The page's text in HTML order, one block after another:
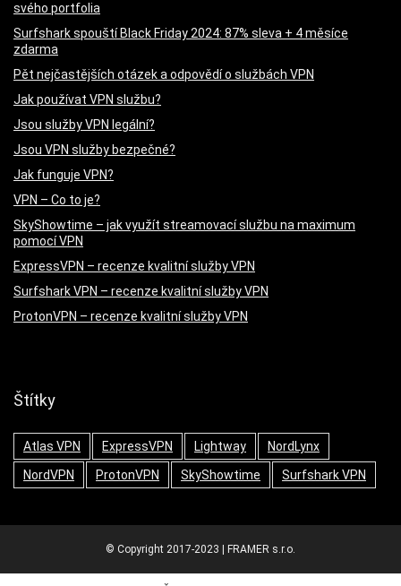
svého portfolia
Surfshark spouští Black Friday 2024: 87% sleva + 4 měsíce
zdarma
Pět nejčastějších otázek a odpovědí o službách VPN
Jak používat VPN službu?
Jsou služby VPN legální?
Jsou VPN služby bezpečné?
Jak funguje VPN?
VPN – Co to je?
SkyShowtime – jak využít streamovací službu na maximum
pomocí VPN
ExpressVPN – recenze kvalitní služby VPN
Surfshark VPN – recenze kvalitní služby VPN
ProtonVPN – recenze kvalitní služby VPN
Štítky
Atlas VPN ExpressVPN Lightway
NordLynx
NordVPN
ProtonVPN SkyShowtime Surfshark VPN
© Copyright 2017-2023 | FRAMER s.r.o.